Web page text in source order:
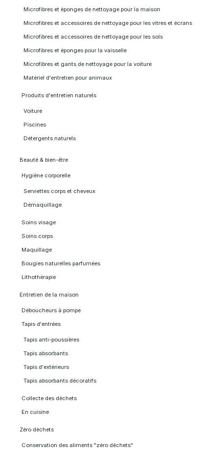
Microfibres et éponges de nettoyage pour la maison
Microfibres et accessoires de nettoyage pour les vitres et écrans
Microfibres et accessoires de nettoyage pour les sols
Microfibres et éponges pour la vaisselle
Microfibres et gants de nettoyage pour la voiture
Matériel d'entretien pour animaux
Produits d'entretien naturels
Voiture
Piscines
Détergents naturels
Beauté & bien-être
Hygiène corporelle
Serviettes corps et cheveux
Démaquillage
Soins visage
Soins corps
Maquillage
Bougies naturelles parfumées
Lithothérapie
Entretien de la maison
Déboucheurs à pompe
Tapis d'entrées
Tapis anti-poussières
Tapis absorbants
Tapis d'extérieurs
Tapis absorbants décoratifs
Collecte des déchets
En cuisine
Zéro déchets
Conservation des aliments "zéro déchets"